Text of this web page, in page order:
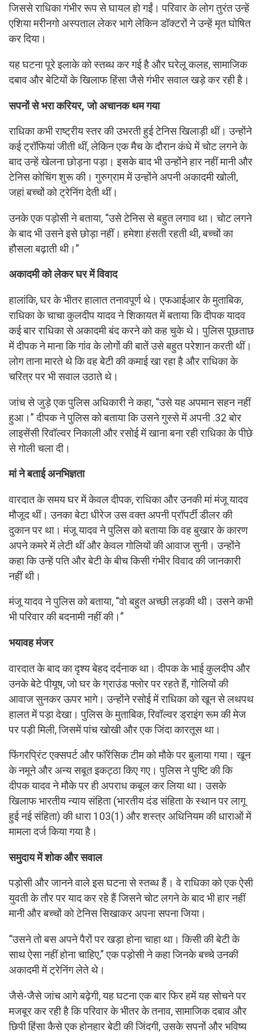
जिससे राधिका गंभीर रूप से घायल हो गईं। परिवार के लोग तुरंत उन्हें
एशिया मरीनगो अस्पताल लेकर भागे लेकिन डॉक्टरों ने उन्हें मृत घोषित
कर दिया।
यह घटना पूरे इलाके को स्तब्ध कर गई है और घरेलू कलह, सामाजिक
दबाव और बेटियों के खिलाफ हिंसा जैसे गंभीर सवाल खड़े कर रही है।
सपनों से भरा करियर, जो अचानक थम गया
राधिका कभी राष्ट्रीय स्तर की उभरती हुई टेनिस खिलाड़ी थीं। उन्होंने
कई ट्रॉफियां जीती थीं, लेकिन एक मैच के दौरान कंधे में चोट लगने के
बाद उन्हें खेलना छोड़ना पड़ा। इसके बाद भी उन्होंने हार नहीं मानी और
टेनिस कोचिंग शुरू की। गुरुग्राम में उन्होंने अपनी अकादमी खोली,
जहां बच्चों को ट्रेनिंग देती थीं।
उनके एक पड़ोसी ने बताया, “उसे टेनिस से बहुत लगाव था। चोट लगने
के बाद भी उसने इसे छोड़ा नहीं। हमेशा हंसती रहती थी, बच्चों का
हौसला बढ़ाती थी।”
अकादमी को लेकर घर में विवाद
हालांकि, घर के भीतर हालात तनावपूर्ण थे। एफआईआर के मुताबिक,
राधिका के चाचा कुलदीप यादव ने शिकायत में बताया कि दीपक यादव
कई बार राधिका से अकादमी बंद करने को कह चुके थे। पुलिस पूछताछ
में दीपक ने माना कि गांव के लोगों की बातें उसे बहुत परेशान करती थीं।
लोग ताना मारते थे कि वह बेटी की कमाई खा रहा है और राधिका के
चरित्र पर भी सवाल उठाते थे।
जांच से जुड़े एक पुलिस अधिकारी ने कहा, “उसे यह अपमान सहन नहीं
हुआ।” दीपक ने पुलिस को बताया कि उसने गुस्से में अपनी .32 बोर
लाइसेंसी रिवॉल्वर निकाली और रसोई में खाना बना रही राधिका के पीछे
से गोली चला दी।
मां ने बताई अनभिज्ञता
वारदात के समय घर में केवल दीपक, राधिका और उनकी मां मंजू यादव
मौजूद थीं। उनका बेटा धीरेज उस वक्त अपनी प्रॉपर्टी डीलर की
दुकान पर था। मंजू यादव ने पुलिस को बताया कि वह बुखार के कारण
अपने कमरे में लेटी थीं और केवल गोलियों की आवाज सुनी। उन्होंने
कहा कि उन्हें पति और बेटी के बीच किसी गंभीर विवाद की जानकारी
नहीं थी।
मंजू यादव ने पुलिस को बताया, “वो बहुत अच्छी लड़की थी। उसने कभी
भी परिवार की बदनामी नहीं की।”
भयावह मंजर
वारदात के बाद का दृश्य बेहद दर्दनाक था। दीपक के भाई कुलदीप और
उनके बेटे पीयूष, जो घर के ग्राउंड फ्लोर पर रहते हैं, गोलियों की
आवाज सुनकर ऊपर भागे। उन्होंने रसोई में राधिका को खून से लथपथ
हालत में पड़ा देखा। पुलिस के मुताबिक, रिवॉल्वर ड्राइंग रूम की मेज
पर पड़ी मिली, जिसमें पांच खोखी और एक जिंदा कारतूस था।
फिंगरप्रिंट एक्सपर्ट और फॉरेंसिक टीम को मौके पर बुलाया गया। खून
के नमूने और अन्य सबूत इकट्ठा किए गए। पुलिस ने पुष्टि की कि
दीपक यादव ने मौके पर ही अपराध कबूल कर लिया था। उसके
खिलाफ भारतीय न्याय संहिता (भारतीय दंड संहिता के स्थान पर लागू
हुई नई संहिता) की धारा 103(1) और शस्त्र अधिनियम की धाराओं में
मामला दर्ज किया गया है।
समुदाय में शोक और सवाल
पड़ोसी और जानने वाले इस घटना से स्तब्ध हैं। वे राधिका को एक ऐसी
युवती के तौर पर याद कर रहे हैं जिसने चोट लगने के बाद भी हार नहीं
मानी और बच्चों को टेनिस सिखाकर अपना सपना जिया।
“उसने तो बस अपने पैरों पर खड़ा होना चाहा था। किसी की बेटी के
साथ ऐसा नहीं होना चाहिए,” एक पड़ोसी ने कहा जिनके बच्चे उनकी
अकादमी में ट्रेनिंग लेते थे।
जैसे-जैसे जांच आगे बढ़ेगी, यह घटना एक बार फिर हमें यह सोचने पर
मजबूर कर रही है कि परिवार के भीतर के तनाव, सामाजिक दबाव और
छिपी हिंसा कैसे एक होनहार बेटी की जिंदगी, उसके सपनों और भविष्य